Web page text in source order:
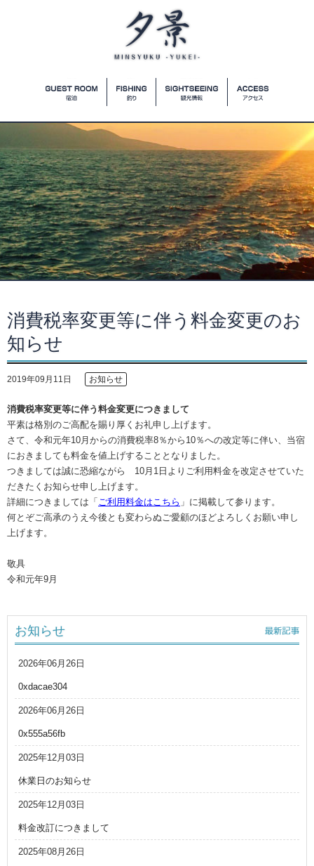
消費税率変更等に伴う料金変更のお
知らせ
2019年09月11日 お知らせ
消費税率変更等に伴う料金変更につきまして
平素は格別のご高配を賜り厚くお礼申し上げます。
さて、令和元年10月からの消費税率8％から10％への改定等に伴い、当宿
におきましても料金を値上げすることとなりました。
つきましては誠に恐縮ながら 10月1日よりご利用料金を改定させていた
だきたくお知らせ申し上げます。
詳細につきましては「 ご利用料金はこちら 」に掲載して参ります。
何とぞご高承のうえ今後とも変わらぬご愛顧のほどよろしくお願い申し
上げます。
敬具
令和元年9月
お知らせ
2026年06月26日
0xdacae304
2026年06月26日
0x555a56fb
2025年12月03日
休業日のお知らせ
2025年12月03日
料金改訂につきまして
2025年08月26日